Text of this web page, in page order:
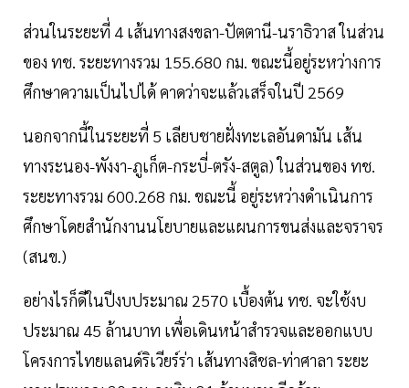
ส่วนในระยะที่ 4 เส้นทางสงขลา-ปัตตานี-นราธิวาส ในส่วน
ของ ทช. ระยะทางรวม 155.680 กม. ขณะนี้อยู่ระหว่างการ
ศึกษาความเป็นไปได้ คาดว่าจะแล้วเสร็จในปี 2569
นอกจากนี้ในระยะที่ 5 เลียบชายฝั่งทะเลอันดามัน เส้น
ทางระนอง-พังงา-ภูเก็ต-กระบี่-ตรัง-สตูล) ในส่วนของ ทช.
ระยะทางรวม 600.268 กม. ขณะนี้ อยู่ระหว่างดำเนินการ
ศึกษาโดยสำนักงานนโยบายและแผนการขนส่งและจราจร
(สนข.)
อย่างไรก็ดีในปีงบประมาณ 2570 เบื้องต้น ทช. จะใช้งบ
ประมาณ 45 ล้านบาท เพื่อเดินหน้าสำรวจและออกแบบ
โครงการไทยแลนด์ริเวียร์ร่า เส้นทางสิชล-ท่าศาลา ระยะ